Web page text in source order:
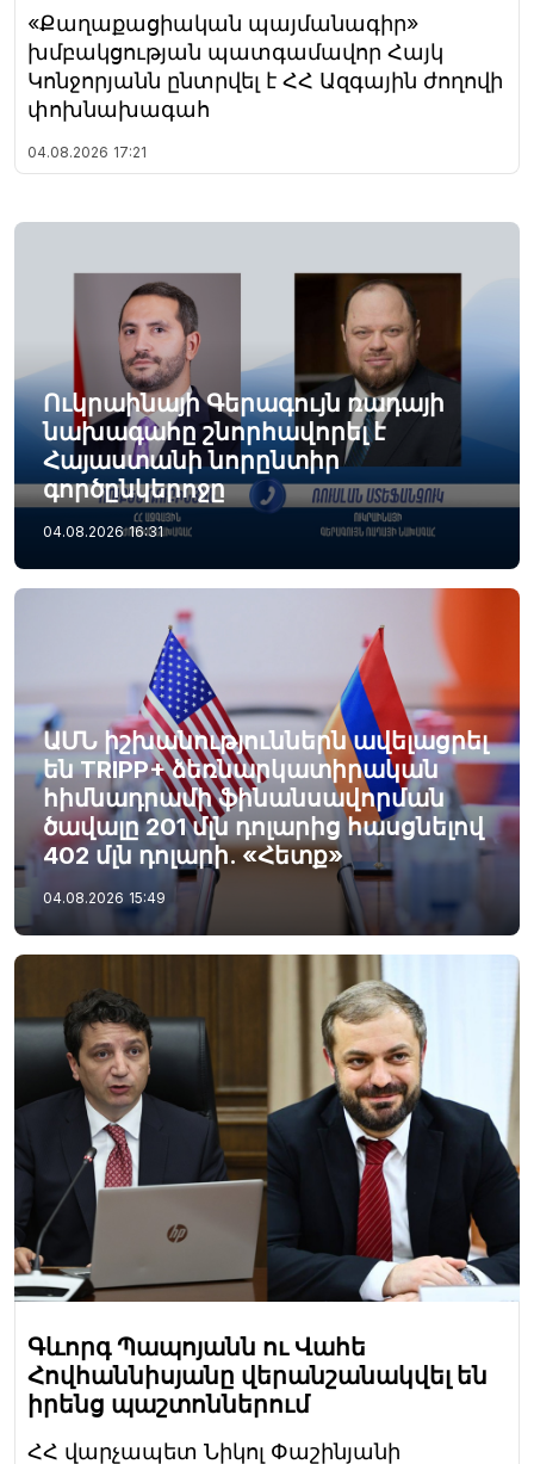
«Քաղաքացիական պայմանագիր»
խմբակցության պատգամավոր Հայկ
Կոնջորյանն ընտրվել է ՀՀ Ազգային ժողովի
փոխնախագահ
04.08.2026 17:21
Ուկրաինայի Գերագույն ռադայի
նախագահը շնորհավորել է
Հայաստանի նորընտիր
գործընկերոջը
04.08.2026 16:31
ԱՄՆ իշխանություններն ավելացրել
են TRIPP+ ձեռնարկատիրական
հիմնադրամի ֆինանսավորման
ծավալը 201 մլն դոլարից հասցնելով
402 մլն դոլարի. «Հետք»
04.08.2026 15:49
Գևորգ Պապոյանն ու Վահե
Հովհաննիսյանը վերանշանակվել են
իրենց պաշտոններում
ՀՀ վարչապետ Նիկոլ Փաշինյանի